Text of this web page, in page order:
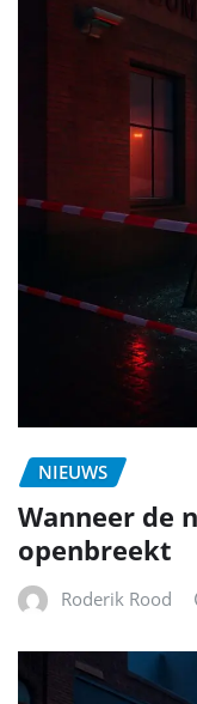
NIEUWS
Wanneer de
openbreekt
Roderik Rood